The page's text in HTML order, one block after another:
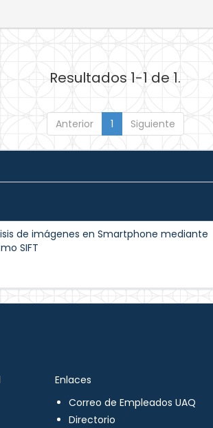
Resultados 1-1 de 1.
Anterior 1 Siguiente
de imágenes en Smartphone mediante
SIFT
Enlaces
Correo de Empleados UAQ
Directorio